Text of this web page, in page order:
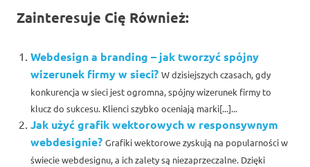
Zainteresuje Cię Również:
Webdesign a branding – jak tworzyć spójny
wizerunek firmy w sieci? W dzisiejszych czasach, gdy
konkurencja w sieci jest ogromna, spójny wizerunek firmy to
klucz do sukcesu. Klienci szybko oceniają marki[...]...
Jak użyć grafik wektorowych w responsywnym
webdesignie? Grafiki wektorowe zyskują na popularności w
świecie webdesignu, a ich zalety są niezaprzeczalne. Dzięki